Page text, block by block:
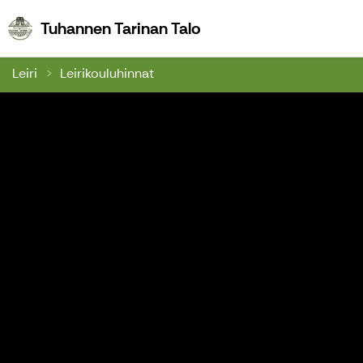
Tuhannen Tarinan Talo
Leiri Leirikouluhinnat